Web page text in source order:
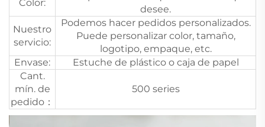
Color:
desee.
Nuestro
servicio:
Podemos hacer pedidos personalizados.
Puede personalizar color, tamaño,
logotipo, empaque, etc.
Envase:
Estuche de plástico o caja de papel
Cant.
mín. de
pedido：
500 series